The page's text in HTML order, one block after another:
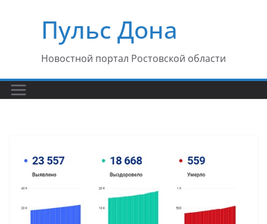
содержимомуПульс Дона
Новостной портал Ростовской области